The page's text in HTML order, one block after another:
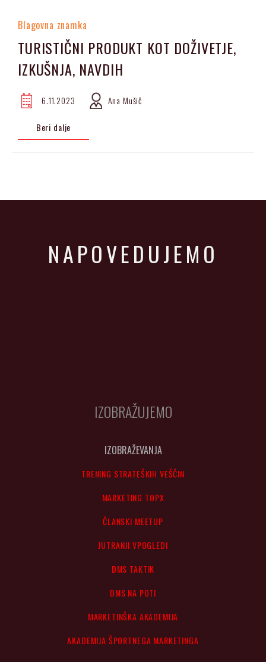
Blagovna znamka
TURISTIČNI PRODUKT KOT DOŽIVETJE,
IZKUŠNJA, NAVDIH
6.11.2023 Ana Mušič
Beri dalje
NAPOVEDUJEMO
IZOBRAŽUJEMO
IZOBRAŽEVANJA
TRENING STRATEŠKIH VEŠČIN
MARKETING TOPX
ČLANSKI MEETUP
JUTRANJI VPOGLEDI
DMS TAKTIK
DMS NA POTI
MARKETINŠKA AKADEMIJA
AKADEMIJA ŠPORTNEGA MARKETINGA